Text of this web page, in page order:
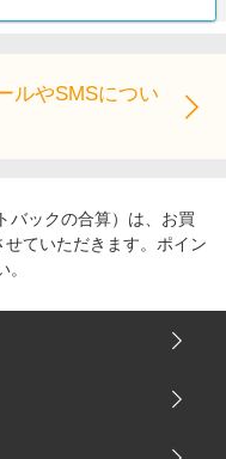
スバスター モバイル 、
ティ スタンダード/プレ
入
プ以外でのご注文
お申し込み）
ルやSMSについ
バックの合算）は、お買
ていただきます。ポイン